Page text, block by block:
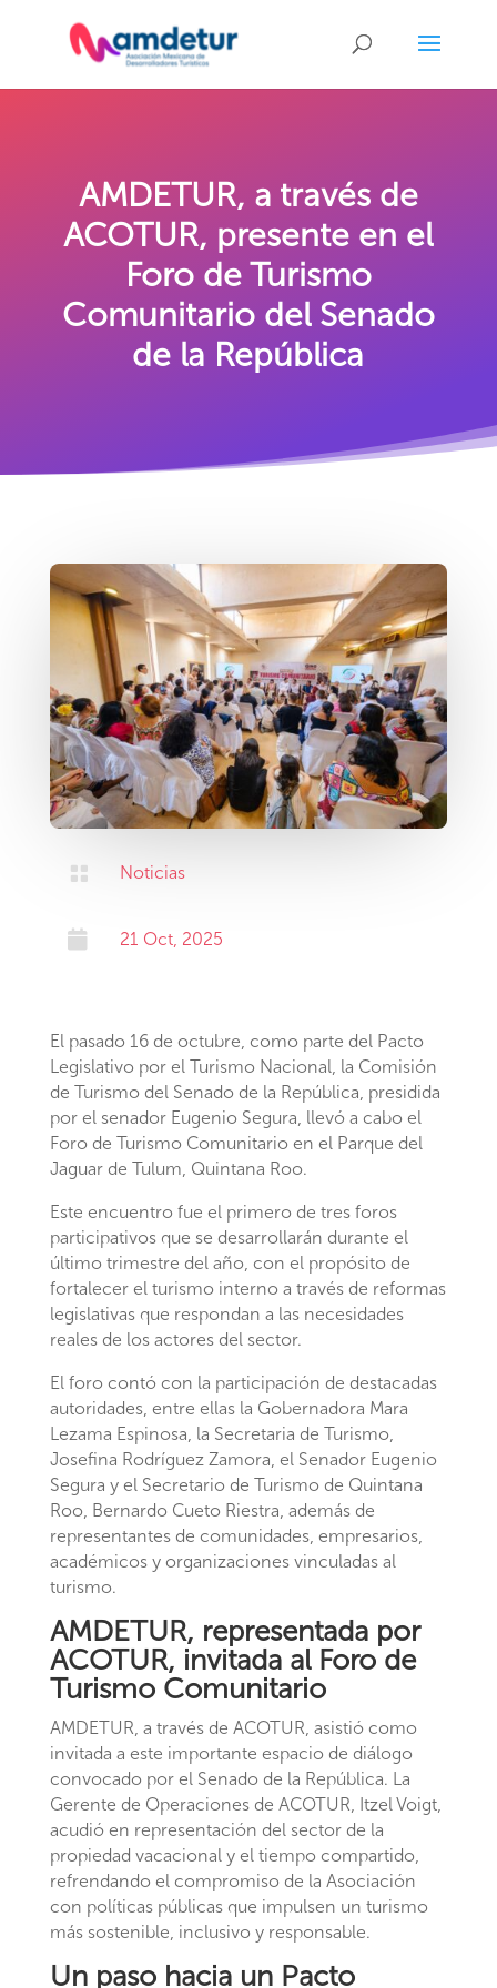
AMDETUR, a través de
ACOTUR, presente en el
Foro de Turismo
Comunitario del Senado
de la República
 Noticias
 21 Oct, 2025
El pasado 16 de octubre, como parte del Pacto
Legislativo por el Turismo Nacional, la Comisión
de Turismo del Senado de la República, presidida
por el senador Eugenio Segura, llevó a cabo el
Foro de Turismo Comunitario en el Parque del
Jaguar de Tulum, Quintana Roo.
Este encuentro fue el primero de tres foros
participativos que se desarrollarán durante el
último trimestre del año, con el propósito de
fortalecer el turismo interno a través de reformas
legislativas que respondan a las necesidades
reales de los actores del sector.
El foro contó con la participación de destacadas
autoridades, entre ellas la Gobernadora Mara
Lezama Espinosa, la Secretaria de Turismo,
Josefina Rodríguez Zamora, el Senador Eugenio
Segura y el Secretario de Turismo de Quintana
Roo, Bernardo Cueto Riestra, además de
representantes de comunidades, empresarios,
académicos y organizaciones vinculadas al
turismo.
AMDETUR, representada por
ACOTUR, invitada al Foro de
Turismo Comunitario
AMDETUR, a través de ACOTUR, asistió como
invitada a este importante espacio de diálogo
convocado por el Senado de la República. La
Gerente de Operaciones de ACOTUR, Itzel Voigt,
acudió en representación del sector de la
propiedad vacacional y el tiempo compartido,
refrendando el compromiso de la Asociación
con políticas públicas que impulsen un turismo
más sostenible, inclusivo y responsable.
Un paso hacia un Pacto